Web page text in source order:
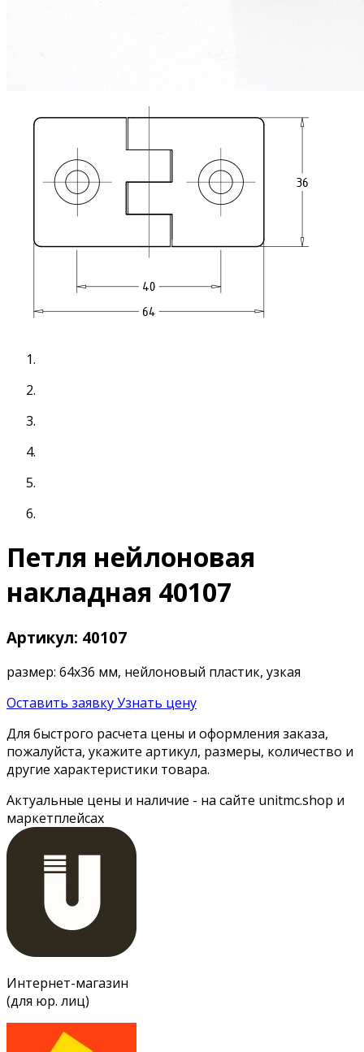
Петля нейлоновая
накладная 40107
Артикул: 40107
размер: 64х36 мм, нейлоновый пластик, узкая
Оставить заявкуУзнать цену
Для быстрого расчета цены и оформления заказа,
пожалуйста, укажите артикул, размеры, количество и
другие характеристики товара.
Актуальные цены и наличие - на сайте unitmc.shop и
маркетплейсах
Интернет-магазин
(для юр. лиц)